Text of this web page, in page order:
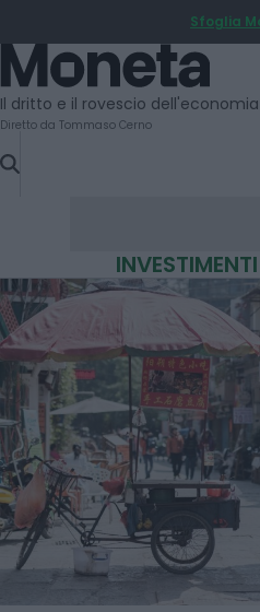
TO
CONTENT
Sfoglia
Moneta
Il dritto e il rovescio dell'economia
Diretto da Tommaso Cerno